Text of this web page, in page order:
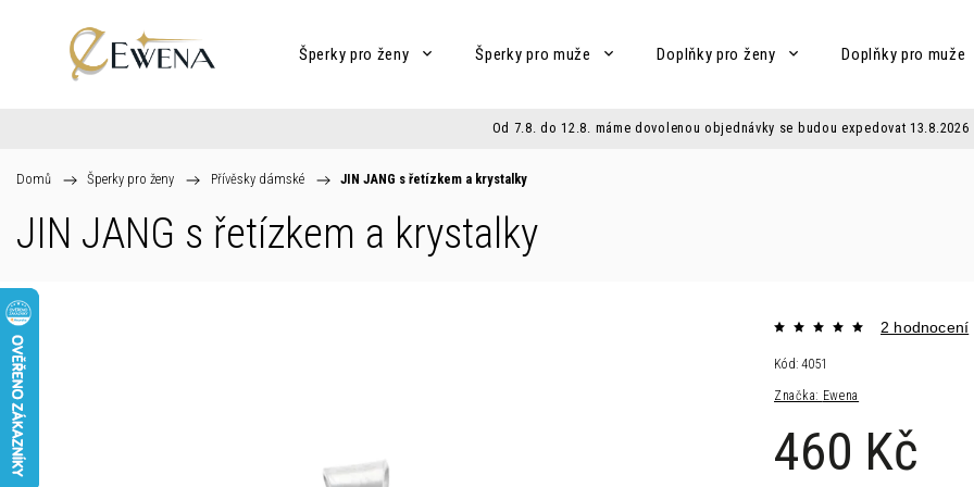
Šperky pro ženy Šperky pro muže Doplňky pro ženy Doplňky pro muže
Od 7.8. do 12.8. máme dovolenou objednávky se budou expedovat 13.8.2026
Domů / Šperky pro ženy / Přívěsky dámské / JIN JANG s řetízkem a krystalky
JIN JANG s řetízkem a krystalky
Značka: Ewena
2 hodnocení
460 Kč
Kód: 4051